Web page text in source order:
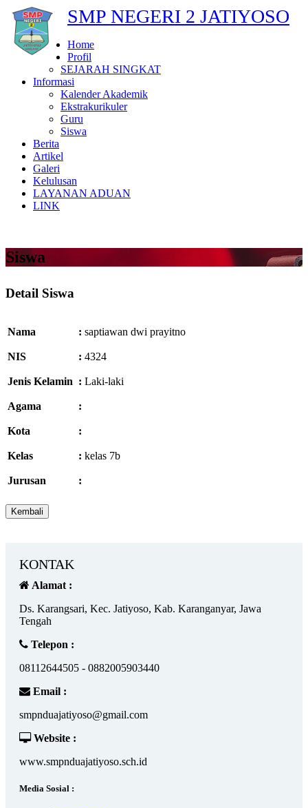
SMP NEGERI 2 JATIYOSO
Home
Profil
SEJARAH SINGKAT
Informasi
Kalender Akademik
Ekstrakurikuler
Guru
Siswa
Berita
Artikel
Galeri
Kelulusan
LAYANAN ADUAN
LINK
Siswa
Detail Siswa
Nama : saptiawan dwi prayitno
NIS : 4324
Jenis Kelamin : Laki-laki
Agama :
Kota :
Kelas : kelas 7b
Jurusan :
KONTAK
Alamat :
Ds. Karangsari, Kec. Jatiyoso, Kab. Karanganyar, Jawa
Tengah
Telepon :
08112644505 - 0882005903440
Email :
smpnduajatiyoso@gmail.com
Website :
www.smpnduajatiyoso.sch.id
Media Sosial :